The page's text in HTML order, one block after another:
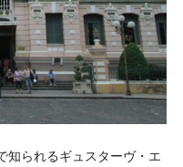
知られるギュスターヴ・エ